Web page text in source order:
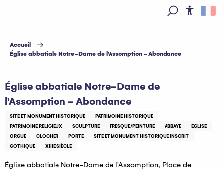
principal
Accueil
Église abbatiale Notre-Dame de l'Assomption - Abondance
Église abbatiale Notre-Dame de
l'Assomption - Abondance
SITE ET MONUMENT HISTORIQUE
PATRIMOINE HISTORIQUE
PATRIMOINE RELIGIEUX
SCULPTURE FRESQUE/PEINTURE ABBAYE
EGLISE
ORGUE
CLOCHER PORTE
SITE ET MONUMENT HISTORIQUE INSCRIT
GOTHIQUE
XIIIE SIÈCLE
Église abbatiale Notre-Dame de l'Assomption, Place de